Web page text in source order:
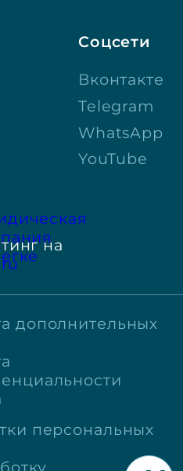
Соцсети
Вконтакте
Telegram
WhatsApp
YouTube
на
дополнительных
персональных